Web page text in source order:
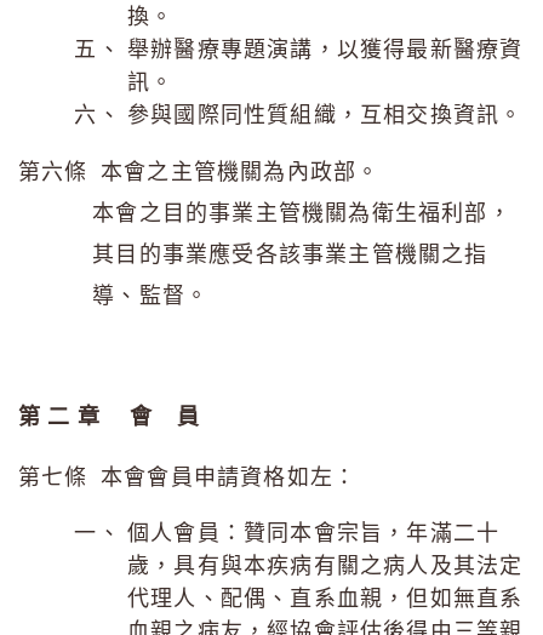
換。
舉辦醫療專題演講，以獲得最新醫療資
訊。
參與國際同性質組織，互相交換資訊。
第六條 本會之主管機關為內政部。
本會之目的事業主管機關為衛生福利部，
其目的事業應受各該事業主管機關之指
導、監督。
第 二 章會 員
第七條 本會會員申請資格如左：
個人會員：贊同本會宗旨，年滿二十
歲，具有與本疾病有關之病人及其法定
代理人、配偶、直系血親，但如無直系